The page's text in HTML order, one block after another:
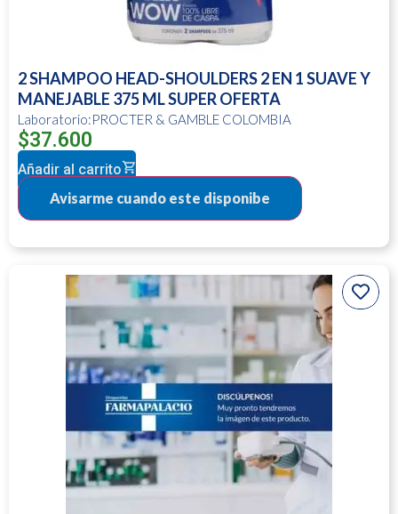
2 SHAMPOO HEAD-SHOULDERS 2 EN 1 SUAVE Y
MANEJABLE 375 ML SUPER OFERTA
Laboratorio:PROCTER & GAMBLE COLOMBIA
$37.600
Añadir al carrito